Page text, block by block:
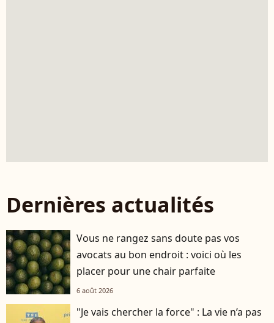
Dernières actualités
Vous ne rangez sans doute pas vos
avocats au bon endroit : voici où les
placer pour une chair parfaite
6 août 2026
"Je vais chercher la force" : La vie n’a pas